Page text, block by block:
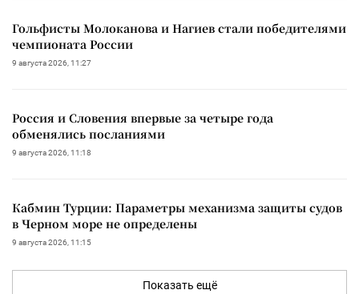
Гольфисты Молоканова и Нагиев стали победителями
чемпионата России
9 августа 2026, 11:27
Россия и Словения впервые за четыре года
обменялись посланиями
9 августа 2026, 11:18
Кабмин Турции: Параметры механизма защиты судов
в Черном море не определены
9 августа 2026, 11:15
Показать ещё